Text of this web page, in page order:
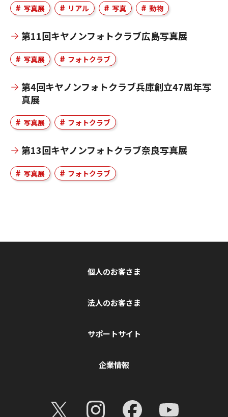
写真展 リアル 写真 動物
第11回キヤノンフォトクラブ広島写真展
写真展 フォトクラブ
第4回キヤノンフォトクラブ兵庫創立47周年写
真展
写真展 フォトクラブ
第13回キヤノンフォトクラブ奈良写真展
写真展 フォトクラブ
個人のお客さま
法人のお客さま
サポートサイト
企業情報